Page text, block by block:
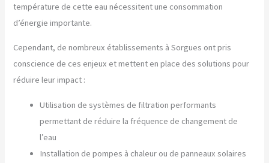
température de cette eau nécessitent une consommation
d’énergie importante.
Cependant, de nombreux établissements à Sorgues ont pris
conscience de ces enjeux et mettent en place des solutions pour
réduire leur impact :
Utilisation de systèmes de filtration performants
permettant de réduire la fréquence de changement de
l’eau
Installation de pompes à chaleur ou de panneaux solaires